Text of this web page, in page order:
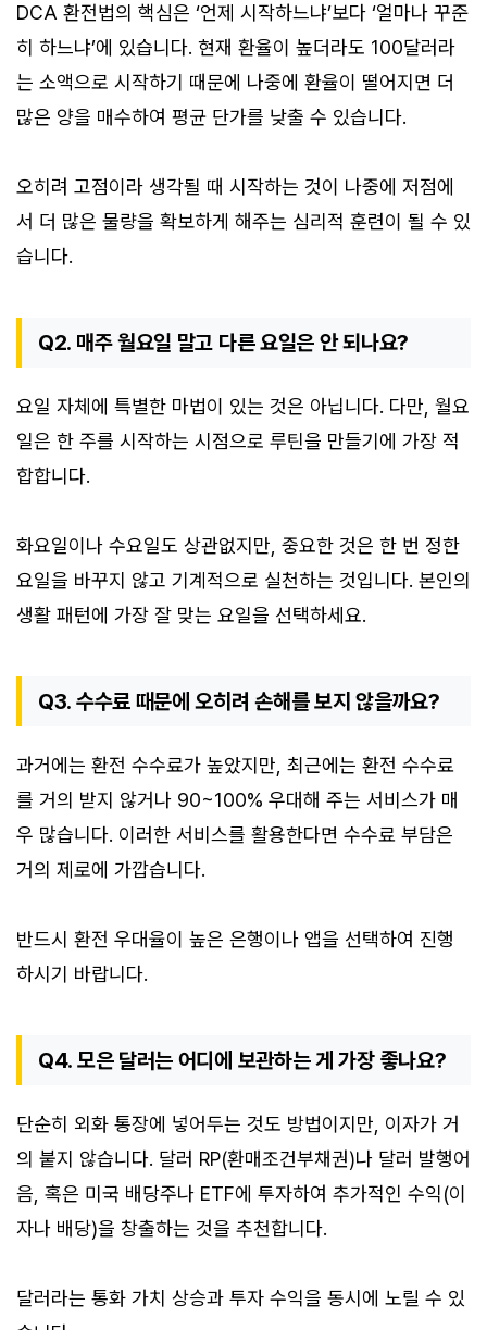
DCA 환전법의 핵심은 ‘언제 시작하느냐’보다 ‘얼마나 꾸준
히 하느냐’에 있습니다. 현재 환율이 높더라도 100달러라
는 소액으로 시작하기 때문에 나중에 환율이 떨어지면 더
많은 양을 매수하여 평균 단가를 낮출 수 있습니다.
오히려 고점이라 생각될 때 시작하는 것이 나중에 저점에
서 더 많은 물량을 확보하게 해주는 심리적 훈련이 될 수 있
습니다.
Q2. 매주 월요일 말고 다른 요일은 안 되나요?
요일 자체에 특별한 마법이 있는 것은 아닙니다. 다만, 월요
일은 한 주를 시작하는 시점으로 루틴을 만들기에 가장 적
합합니다.
화요일이나 수요일도 상관없지만, 중요한 것은 한 번 정한
요일을 바꾸지 않고 기계적으로 실천하는 것입니다. 본인의
생활 패턴에 가장 잘 맞는 요일을 선택하세요.
Q3. 수수료 때문에 오히려 손해를 보지 않을까요?
과거에는 환전 수수료가 높았지만, 최근에는 환전 수수료
를 거의 받지 않거나 90~100% 우대해 주는 서비스가 매
우 많습니다. 이러한 서비스를 활용한다면 수수료 부담은
거의 제로에 가깝습니다.
반드시 환전 우대율이 높은 은행이나 앱을 선택하여 진행
하시기 바랍니다.
Q4. 모은 달러는 어디에 보관하는 게 가장 좋나요?
단순히 외화 통장에 넣어두는 것도 방법이지만, 이자가 거
의 붙지 않습니다. 달러 RP(환매조건부채권)나 달러 발행어
음, 혹은 미국 배당주나 ETF에 투자하여 추가적인 수익(이
자나 배당)을 창출하는 것을 추천합니다.
달러라는 통화 가치 상승과 투자 수익을 동시에 노릴 수 있